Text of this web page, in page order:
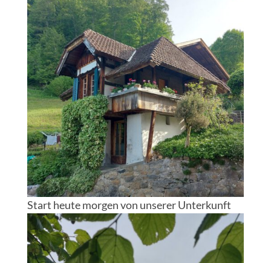
Start heute morgen von unserer Unterkunft